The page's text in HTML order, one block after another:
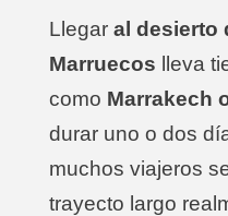
Llegar al desierto
Marruecos lleva
como Marrakech
durar uno o dos
muchos viajeros
trayecto largo